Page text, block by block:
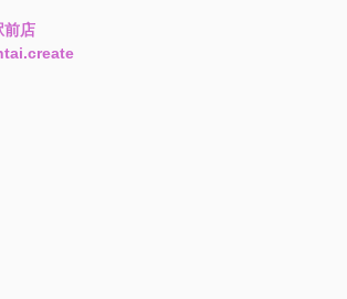
前店